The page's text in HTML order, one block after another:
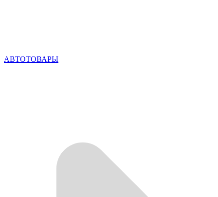
АВТОТОВАРЫ